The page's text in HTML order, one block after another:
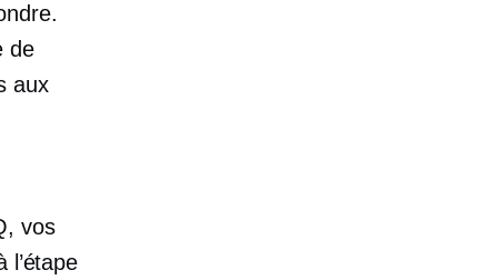
de
aux
vos
l’étape